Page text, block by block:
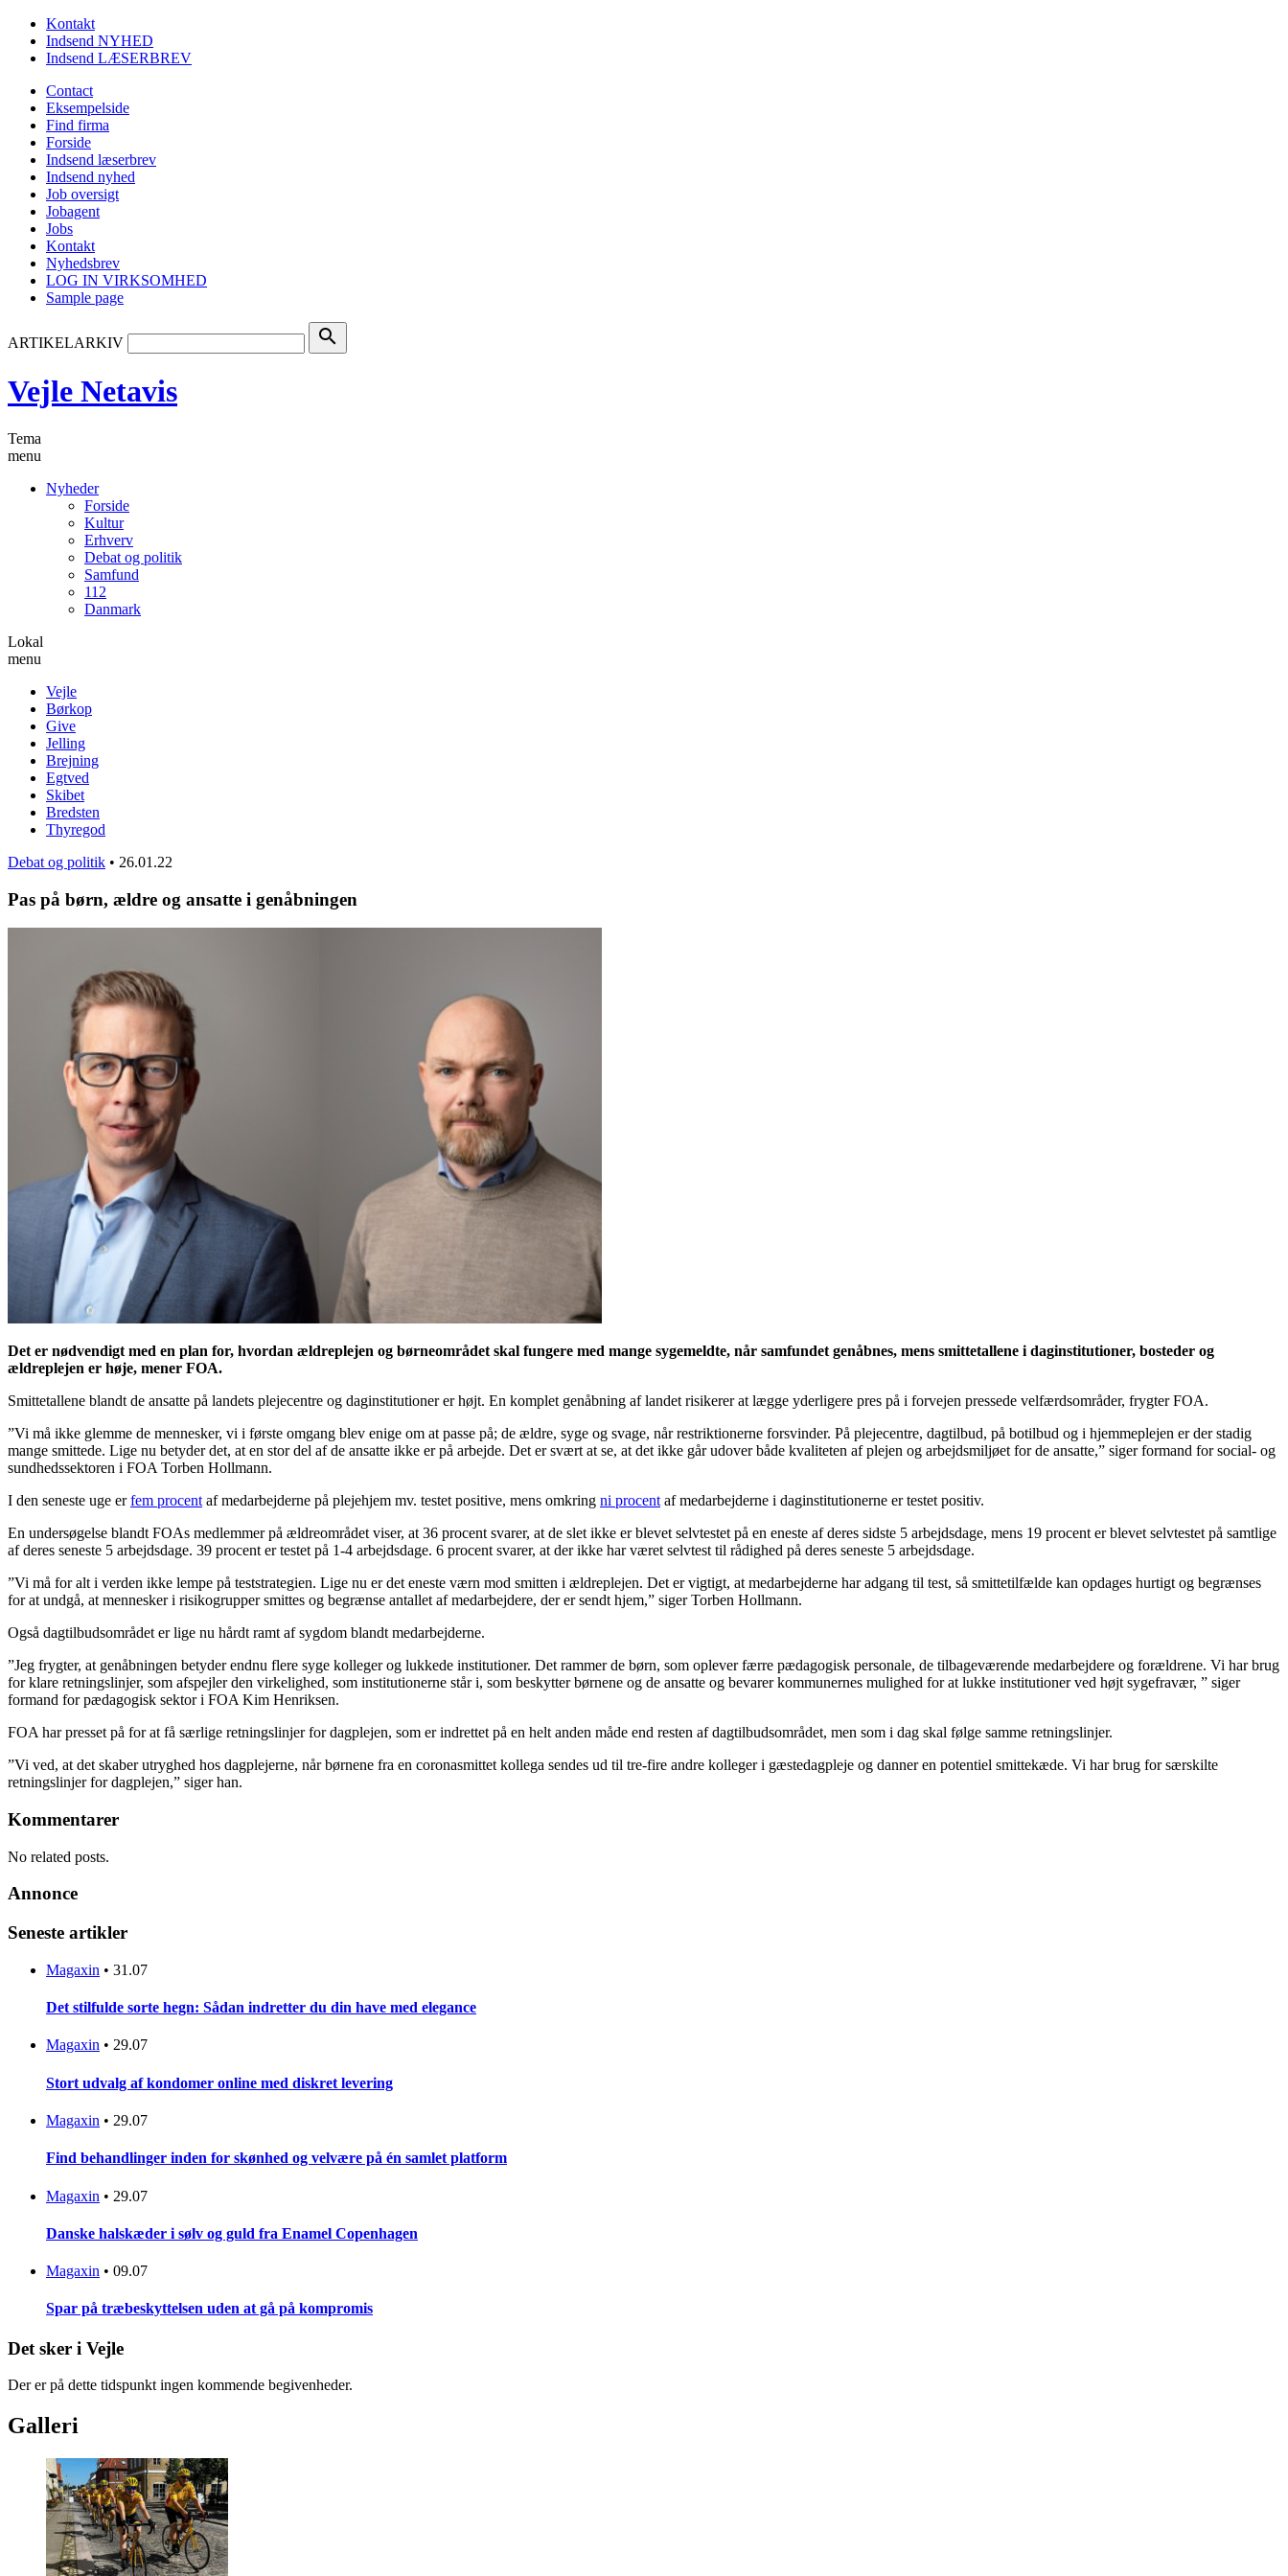
Kontakt
Indsend NYHED
Indsend LÆSERBREV
Contact
Eksempelside
Find firma
Forside
Indsend læserbrev
Indsend nyhed
Job oversigt
Jobagent
Jobs
Kontakt
Nyhedsbrev
LOG IN VIRKSOMHED
Sample page
ARTIKELARKIV search
Vejle Netavis
Tema
menu
Nyheder
Forside
Kultur
Erhverv
Debat og politik
Samfund
112
Danmark
Lokal
menu
Vejle
Børkop
Give
Jelling
Brejning
Egtved
Skibet
Bredsten
Thyregod
Debat og politik • 26.01.22
Pas på børn, ældre og ansatte i genåbningen
Det er nødvendigt med en plan for, hvordan ældreplejen og børneområdet skal fungere med mange sygemeldte, når samfundet genåbnes, mens smittetallene i daginstitutioner, bosteder og
ældreplejen er høje, mener FOA.
Smittetallene blandt de ansatte på landets plejecentre og daginstitutioner er højt. En komplet genåbning af landet risikerer at lægge yderligere pres på i forvejen pressede velfærdsområder, frygter FOA.
”Vi må ikke glemme de mennesker, vi i første omgang blev enige om at passe på; de ældre, syge og svage, når restriktionerne forsvinder. På plejecentre, dagtilbud, på botilbud og i hjemmeplejen er der stadig
mange smittede. Lige nu betyder det, at en stor del af de ansatte ikke er på arbejde. Det er svært at se, at det ikke går udover både kvaliteten af plejen og arbejdsmiljøet for de ansatte,” siger formand for social- og
sundhedssektoren i FOA Torben Hollmann.
I den seneste uge erfem procent af medarbejderne på plejehjem mv. testet positive, mens omkring ni procent af medarbejderne i daginstitutionerne er testet positiv.
En undersøgelse blandt FOAs medlemmer på ældreområdet viser, at 36 procent svarer, at de slet ikke er blevet selvtestet på en eneste af deres sidste 5 arbejdsdage, mens 19 procent er blevet selvtestet på samtlige
af deres seneste 5 arbejdsdage. 39 procent er testet på 1-4 arbejdsdage. 6 procent svarer, at der ikke har været selvtest til rådighed på deres seneste 5 arbejdsdage.
”Vi må for alt i verden ikke lempe på teststrategien. Lige nu er det eneste værn mod smitten i ældreplejen. Det er vigtigt, at medarbejderne har adgang til test, så smittetilfælde kan opdages hurtigt og begrænses
for at undgå, at mennesker i risikogrupper smittes og begrænse antallet af medarbejdere, der er sendt hjem,” siger Torben Hollmann.
Også dagtilbudsområdet er lige nu hårdt ramt af sygdom blandt medarbejderne.
”Jeg frygter, at genåbningen betyder endnu flere syge kolleger og lukkede institutioner. Det rammer de børn, som oplever færre pædagogisk personale, de tilbageværende medarbejdere og forældrene. Vi har brug
for klare retningslinjer, som afspejler den virkelighed, som institutionerne står i, som beskytter børnene og de ansatte og bevarer kommunernes mulighed for at lukke institutioner ved højt sygefravær, ” siger
formand for pædagogisk sektor i FOA Kim Henriksen.
FOA har presset på for at få særlige retningslinjer for dagplejen, som er indrettet på en helt anden måde end resten af dagtilbudsområdet, men som i dag skal følge samme retningslinjer.
”Vi ved, at det skaber utryghed hos dagplejerne, når børnene fra en coronasmittet kollega sendes ud til tre-fire andre kolleger i gæstedagpleje og danner en potentiel smittekæde. Vi har brug for særskilte
retningslinjer for dagplejen,” siger han.
Kommentarer
No related posts.
Annonce
Seneste artikler
Magaxin • 31.07
Det stilfulde sorte hegn: Sådan indretter du din have med elegance
Magaxin • 29.07
Stort udvalg af kondomer online med diskret levering
Magaxin • 29.07
Find behandlinger inden for skønhed og velvære på én samlet platform
Magaxin • 29.07
Danske halskæder i sølv og guld fra Enamel Copenhagen
Magaxin • 09.07
Spar på træbeskyttelsen uden at gå på kompromis
Det sker i Vejle
Der er på dette tidspunkt ingen kommende begivenheder.
Galleri